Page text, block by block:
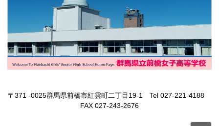
〒371 -0025群馬県前橋市紅雲町二丁目19-1 Tel 027-221-4188
FAX 027-243-2676